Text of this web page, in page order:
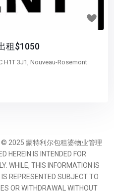
租$1050
H1T 3J1, Nouveau-Rosemont
2025 蒙特利尔包租婆物业管理
HEREIN IS INTENDED FOR
WHILE, THIS INFORMATION IS
REPRESENTED SUBJECT TO
OR WITHDRAWAL WITHOUT